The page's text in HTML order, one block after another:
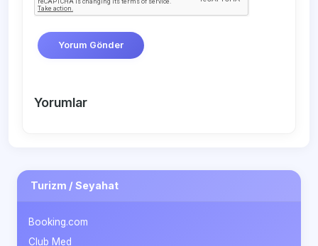
Yorum Gönder
Yorumlar
Turizm / Seyahat
Booking.com
Club Med